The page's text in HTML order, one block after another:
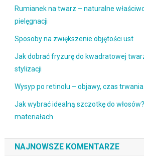
Rumianek na twarz – naturalne
pielęgnacji
Sposoby na zwiększenie objętości ust
Jak dobrać fryzurę do kwadratowej
stylizacji
Wysyp po retinolu – objawy, czas
Jak wybrać idealną szczotkę do
materiałach
NAJNOWSZE KOMENTARZE